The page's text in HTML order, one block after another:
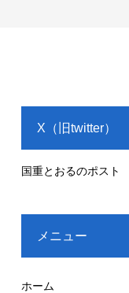
X（旧twitter）
国重とおるのポスト
メニュー
ホーム